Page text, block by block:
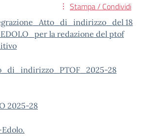
Stampa / Condividi
18
la redazione del ptof
28
2025-28